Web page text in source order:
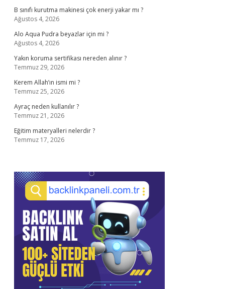
B sınıfı kurutma makinesi çok enerji yakar mı ?
Ağustos 4, 2026
Alo Aqua Pudra beyazlar için mi ?
Ağustos 4, 2026
Yakın koruma sertifikası nereden alınır ?
Temmuz 29, 2026
Kerem Allah’ın ismi mi ?
Temmuz 25, 2026
Ayraç neden kullanılır ?
Temmuz 21, 2026
Eğitim materyalleri nelerdir ?
Temmuz 17, 2026